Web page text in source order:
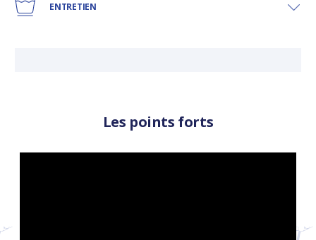
ENTRETIEN
Les points forts